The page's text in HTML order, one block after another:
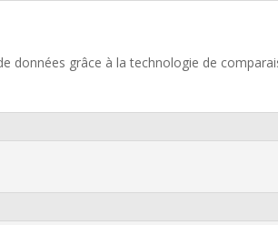
données grâce à la technologie de